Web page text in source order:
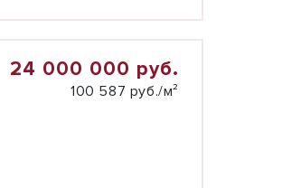
24 000 000 руб.
100 587 руб./м²